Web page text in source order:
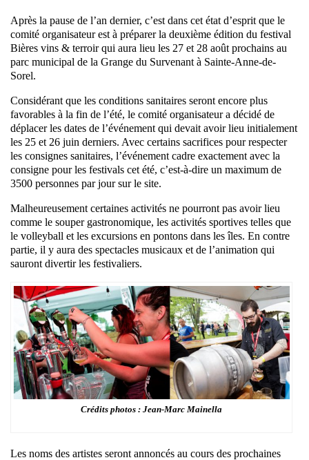
Après la pause de l’an dernier, c’est dans cet état d’esprit que le
comité organisateur est à préparer la deuxième édition du festival
Bières vins & terroir qui aura lieu les 27 et 28 août prochains au
parc municipal de la Grange du Survenant à Sainte-Anne-de-
Sorel.
Considérant que les conditions sanitaires seront encore plus
favorables à la fin de l’été, le comité organisateur a décidé de
déplacer les dates de l’événement qui devait avoir lieu initialement
les 25 et 26 juin derniers. Avec certains sacrifices pour respecter
les consignes sanitaires, l’événement cadre exactement avec la
consigne pour les festivals cet été, c’est-à-dire un maximum de
3500 personnes par jour sur le site.
Malheureusement certaines activités ne pourront pas avoir lieu
comme le souper gastronomique, les activités sportives telles que
le volleyball et les excursions en pontons dans les îles. En contre
partie, il y aura des spectacles musicaux et de l’animation qui
sauront divertir les festivaliers.
Crédits photos : Jean-Marc Mainella
Les noms des artistes seront annoncés au cours des prochaines